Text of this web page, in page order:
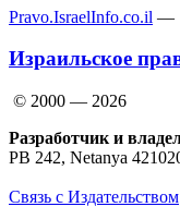
Pravo.IsraelInfo.co.il —
Израильское
© 2000 — 2026
Разработчик и
PB 242, Netanya
Связь с Издательством